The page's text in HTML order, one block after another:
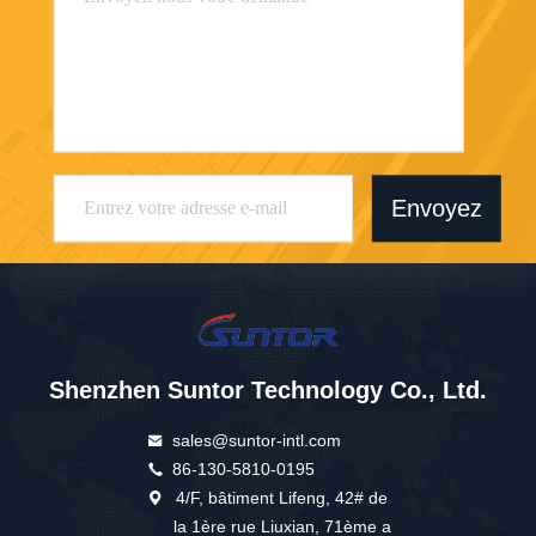
Envoyez
Shenzhen Suntor Technology Co., Ltd.
sales@suntor-intl.com
86-130-5810-0195
4/F, bâtiment Lifeng, 42# de
la 1ère rue Liuxian, 71ème a